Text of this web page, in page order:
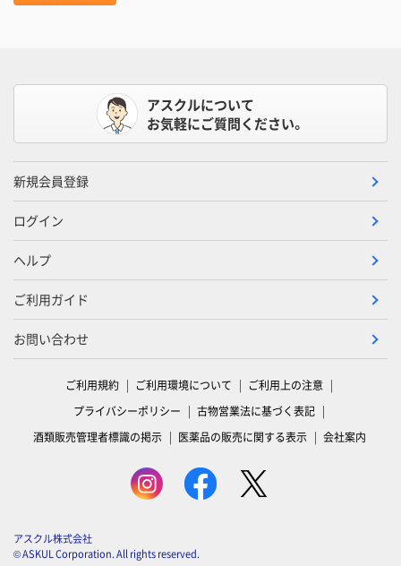
アスクルについて
お気軽にご質問ください。
新規会員登録
ログイン
ヘルプ
ご利用ガイド
お問い合わせ
ご利用規約 ご利用環境について
ご利用上の注意
プライバシーポリシー
古物営業法に基づく表記
酒類販売管理者標識の掲示
医薬品の販売に関する表示 会社案内
アスクル株式会社
© ASKUL Corporation. All rights reserved.